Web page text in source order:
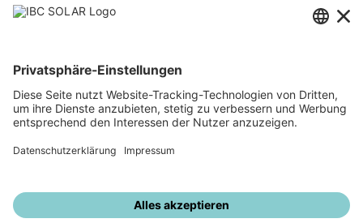
Dann registrieren Sie sich jetzt!
Unsere weiteren Angebote
IBC SOLAR Webseite